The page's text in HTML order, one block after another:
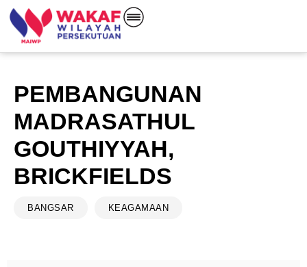
PEMBANGUNAN
MADRASATHUL
GOUTHIYYAH,
BRICKFIELDS
BANGSAR KEAGAMAAN